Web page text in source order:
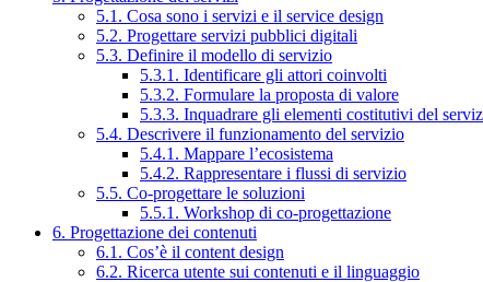
5.1. Cosa sono i servizi e il service design
5.2. Progettare servizi pubblici digitali
5.3. Definire il modello di servizio
5.3.1. Identificare gli attori coinvolti
5.3.2. Formulare la proposta di valore
5.3.3. Inquadrare gli elementi costitutivi del
5.4. Descrivere il funzionamento del servizio
5.4.1. Mappare l’ecosistema
5.4.2. Rappresentare i flussi di servizio
5.5. Co-progettare le soluzioni
5.5.1. Workshop di co-progettazione
6. Progettazione dei contenuti
6.1. Cos’è il content design
6.2. Ricerca utente sui contenuti e il linguaggio